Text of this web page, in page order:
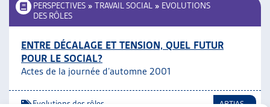
PERSPECTIVES » TRAVAIL SOCIAL » EVOLUTIONS
DES RÔLES
ENTRE DÉCALAGE ET TENSION, QUEL FUTUR
POUR LE SOCIAL?
Actes de la journée d’automne 2001
Evolutions des rôles ARTIAS